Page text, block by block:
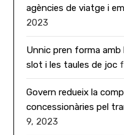
agències de viatge i
2023
Unnic pren forma amb
slot i les taules de joc
Govern redueix la
concessionàries pel
9, 2023